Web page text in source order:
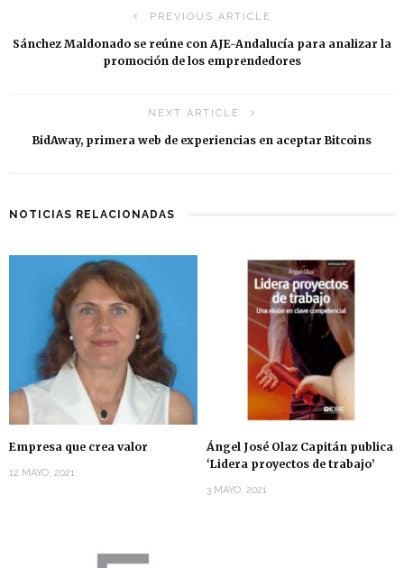
PREVIOUS ARTICLE
Sánchez Maldonado se reúne con AJE-Andalucía para analizar la
promoción de los emprendedores
NEXT ARTICLE
BidAway, primera web de experiencias en aceptar Bitcoins
NOTICIAS RELACIONADAS
Empresa que crea valor
12 MAYO, 2021
Ángel José Olaz Capitán publica
‘Lidera proyectos de trabajo’
3 MAYO, 2021